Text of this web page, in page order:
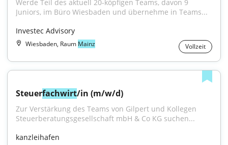
Werde Teil des aktuell 20-köpfigen Teams, davon 9
Juniors, im Büro Wiesbaden und übernehme in Teams...
Investec Advisory
Wiesbaden, Raum Mainz Vollzeit
Steuerfachwirt/in (m/w/d)
Zur Verstärkung des Teams von Gilpert und Kollegen
Steuerberatungsgesellschaft mbH & Co KG suchen...
kanzleihafen